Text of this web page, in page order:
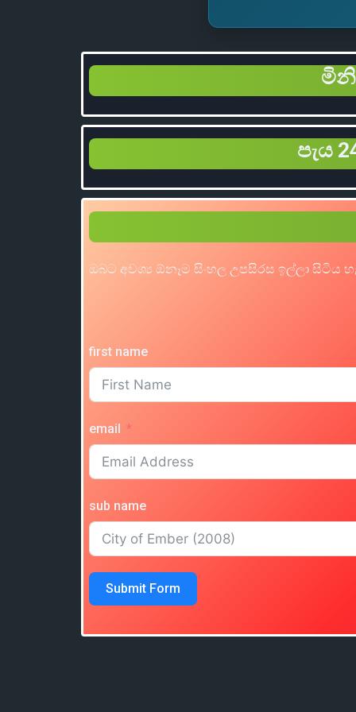
පැය
ඔබට අවශ්‍ය ඕනෑම සිංහල උපසිරස ඉල්ලා සිටිය
first name
email
sub name
Submit Form